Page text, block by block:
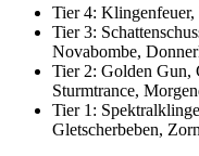
Tier 4:
Tier 3:
Novabombe,
Tier 2: Golden Gun,
Sturmtrance,
Tier 1:
Gletscherbeben,